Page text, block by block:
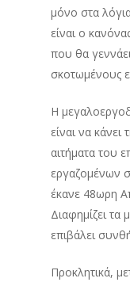
μόνο στα
είναι ο
που θα
σκοτωμένους
Η
είναι να
αιτήματα του
εργαζομένων
έκανε 48ωρη
Διαφημίζει τα
επιβάλει
Προκλητικά,